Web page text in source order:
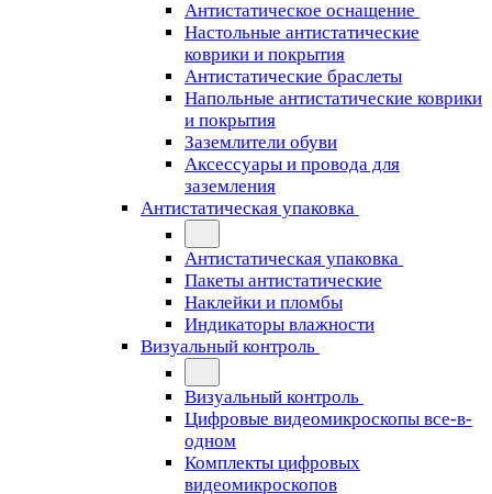
Антистатическое оснащение
Настольные антистатические
коврики и покрытия
Антистатические браслеты
Напольные антистатические коврики
и покрытия
Заземлители обуви
Аксессуары и провода для
заземления
Антистатическая упаковка
Антистатическая упаковка
Пакеты антистатические
Наклейки и пломбы
Индикаторы влажности
Визуальный контроль
Визуальный контроль
Цифровые видеомикроскопы все-в-
одном
Комплекты цифровых
видеомикроскопов